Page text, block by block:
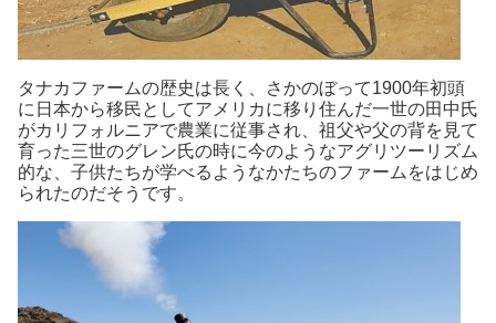
タナカファームの歴史は長く、さかのぼって1900年初頭
に日本から移民としてアメリカに移り住んだ一世の田中氏
がカリフォルニアで農業に従事され、祖父や父の背を見て
育った三世のグレン氏の時に今のようなアグリツーリズム
的な、子供たちが学べるようなかたちのファームをはじめ
られたのだそうです。